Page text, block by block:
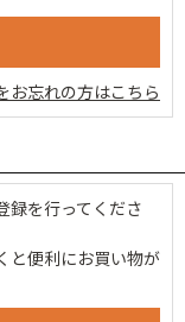
お忘れの方はこちら
録を行ってくださ
と便利にお買い物が